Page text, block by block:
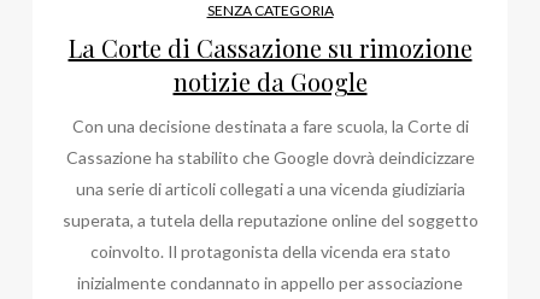
SENZA CATEGORIA
La Corte di Cassazione su rimozione
notizie da Google
Con una decisione destinata a fare scuola, la Corte di
Cassazione ha stabilito che Google dovrà deindicizzare
una serie di articoli collegati a una vicenda giudiziaria
superata, a tutela della reputazione online del soggetto
coinvolto. Il protagonista della vicenda era stato
inizialmente condannato in appello per associazione